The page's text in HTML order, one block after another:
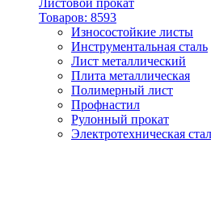
Листовой прокат
Товаров: 8593
Износостойкие листы
Инструментальная сталь
Лист металлический
Плита металлическая
Полимерный лист
Профнастил
Рулонный прокат
Электротехническая